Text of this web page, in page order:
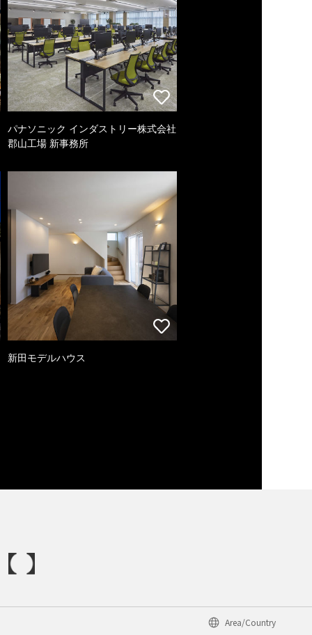
パナソニック インダストリー株式会社
郡山工場 新事務所
新田モデルハウス
Area/Country